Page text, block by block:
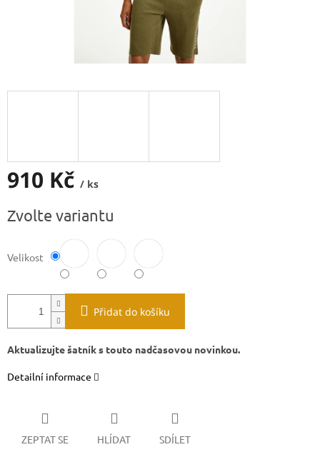
910 Kč / ks
cena:
Zvolte variantu
Velikost
Přidat do košíku
Aktualizujte šatník s touto nadčasovou novinkou.
Detailní informace
ZEPTAT SE HLÍDAT SDÍLET